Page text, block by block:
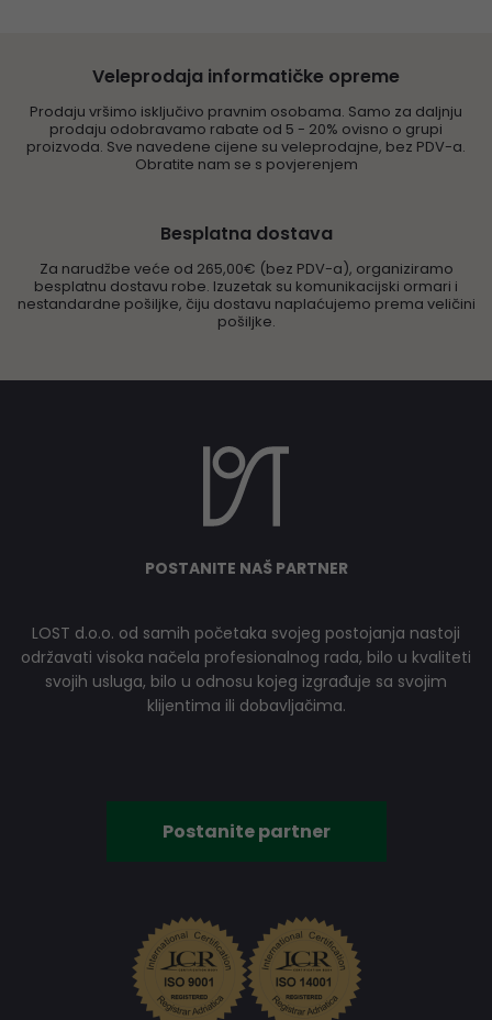
Veleprodaja informatičke opreme
Prodaju vršimo isključivo pravnim osobama. Samo za daljnju
prodaju odobravamo rabate od 5 - 20% ovisno o grupi
proizvoda. Sve navedene cijene su veleprodajne, bez PDV-a.
Obratite nam se s povjerenjem
Besplatna dostava
Za narudžbe veće od 265,00€ (bez PDV-a), organiziramo
besplatnu dostavu robe. Izuzetak su komunikacijski ormari i
nestandardne pošiljke, čiju dostavu naplaćujemo prema veličini
pošiljke.
POSTANITE NAŠ PARTNER
LOST d.o.o. od samih početaka svojeg postojanja nastoji
održavati visoka načela profesionalnog rada, bilo u kvaliteti
svojih usluga, bilo u odnosu kojeg izgrađuje sa svojim
klijentima ili dobavljačima.
Postanite partner